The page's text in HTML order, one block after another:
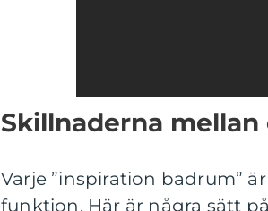
Skillnaderna
Varje ”inspiration badrum”
funktion. Här är några sätt